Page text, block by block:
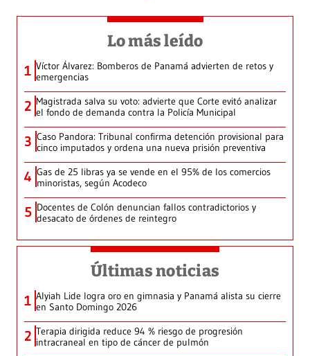
Lo más leído
1 Víctor Álvarez: Bomberos de Panamá advierten de retos y
emergencias
2 Magistrada salva su voto: advierte que Corte evitó analizar
el fondo de demanda contra la Policía Municipal
3 Caso Pandora: Tribunal confirma detención provisional para
cinco imputados y ordena una nueva prisión preventiva
4 Gas de 25 libras ya se vende en el 95% de los comercios
minoristas, según Acodeco
5 Docentes de Colón denuncian fallos contradictorios y
desacato de órdenes de reintegro
Últimas noticias
1 Alyiah Lide logra oro en gimnasia y Panamá alista su cierre
en Santo Domingo 2026
2 Terapia dirigida reduce 94 % riesgo de progresión
intracraneal en tipo de cáncer de pulmón